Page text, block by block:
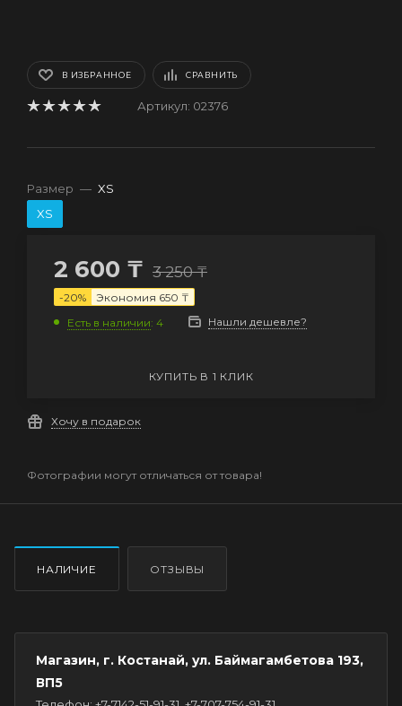
В ИЗБРАННОЕ СРАВНИТЬ
Артикул: 02376
Размер — XS
XS
2 600 ₸ 3 250₸
-20% Экономия 650 ₸
Есть в наличии: 4 Нашли дешевле?
КУПИТЬ В 1 КЛИК
Хочу в подарок
Фотографии могут отличаться от товара!
НАЛИЧИЕ ОТЗЫВЫ
Магазин, г. Костанай, ул. Баймагамбетова 193,
ВП5